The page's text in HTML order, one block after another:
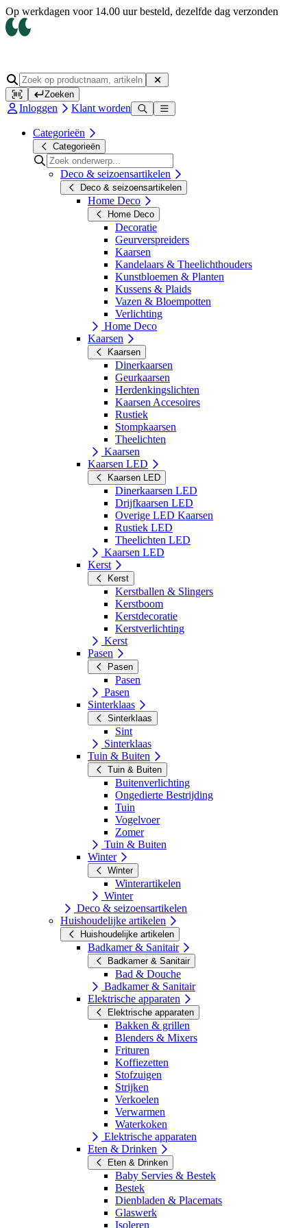
Op werkdagen voor 14.00 uur besteld, dezelfde dag verzonden
Zoeken
Inloggen Klant worden
Categorieën
Categorieën
Deco & seizoensartikelen
Deco & seizoensartikelen
Home Deco
Home Deco
Decoratie
Geurverspreiders
Kaarsen
Kandelaars & Theelichthouders
Kunstbloemen & Planten
Kussens & Plaids
Vazen & Bloempotten
Verlichting
Home Deco
Kaarsen
Kaarsen
Dinerkaarsen
Geurkaarsen
Herdenkingslichten
Kaarsen Accesoires
Rustiek
Stompkaarsen
Theelichten
Kaarsen
Kaarsen LED
Kaarsen LED
Dinerkaarsen LED
Drijfkaarsen LED
Overige LED Kaarsen
Rustiek LED
Theelichten LED
Kaarsen LED
Kerst
Kerst
Kerstballen & Slingers
Kerstboom
Kerstdecoratie
Kerstverlichting
Kerst
Pasen
Pasen
Pasen
Pasen
Sinterklaas
Sinterklaas
Sint
Sinterklaas
Tuin & Buiten
Tuin & Buiten
Buitenverlichting
Ongedierte Bestrijding
Tuin
Vogelvoer
Zomer
Tuin & Buiten
Winter
Winter
Winterartikelen
Winter
Deco & seizoensartikelen
Huishoudelijke artikelen
Huishoudelijke artikelen
Badkamer & Sanitair
Badkamer & Sanitair
Bad & Douche
Badkamer & Sanitair
Elektrische apparaten
Elektrische apparaten
Bakken & grillen
Blenders & Mixers
Frituren
Koffiezetten
Stofzuigen
Strijken
Verkoelen
Verwarmen
Waterkoken
Elektrische apparaten
Eten & Drinken
Eten & Drinken
Baby Servies & Bestek
Bestek
Dienbladen & Placemats
Glaswerk
Isoleren